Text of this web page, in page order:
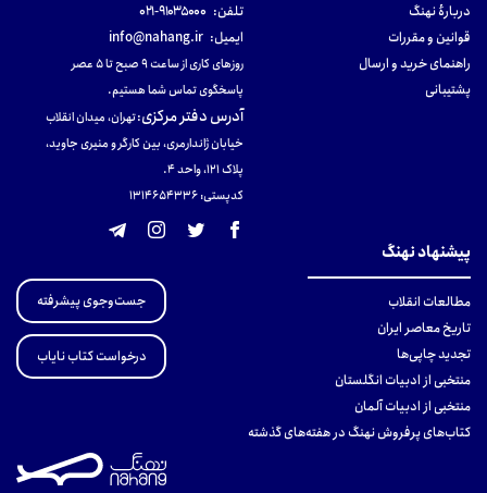
دربارهٔ نهنگ
قوانین و مقررات
راهنمای خرید و ارسال
پشتیبانی
تلفن: ۹۱۰۳۵۰۰۰-۰۲۱
ایمیل: info@nahang.ir
روزهای کاری از ساعت ۹ صبح تا ۵ عصر
پاسخگوی تماس شما هستیم.
آدرس دفتر مرکزی:تهران، میدان انقلاب
خیابان ژاندارمری، بین کارگر و منیری جاوید،
پلاک 121، واحد ۴.
کدپستی: 131465433۶
پیشنهاد نهنگ
مطالعات انقلاب
تاریخ معاصر ایران
تجدید چاپی‌ها
منتخبی از ادبیات انگلستان
منتخبی از ادبیات آلمان
کتاب‌های پرفروش نهنگ در هفته‌های گذشته
جست‌وجوی پیشرفته
درخواست کتاب نایاب